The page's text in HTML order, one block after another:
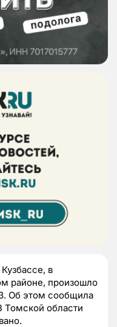
в
районе, произошло
Об этом сообщила
области